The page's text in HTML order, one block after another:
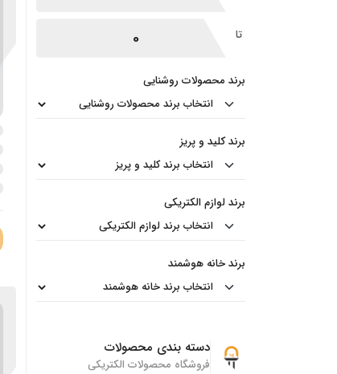
تا
برند محصولات روشنایی
برند کلید و پریز
برند لوازم الکتریکی
برند خانه هوشمند
دسته بندی محصولات
فروشگاه محصولات الکتریکی